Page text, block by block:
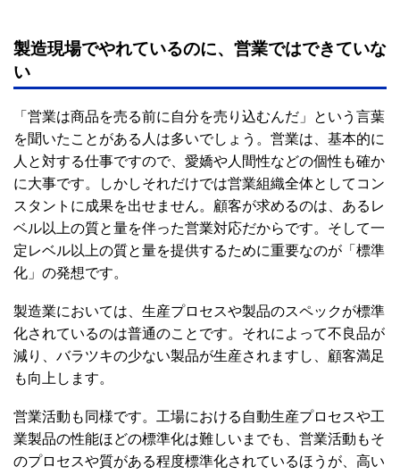
製造現場でやれているのに、営業ではできていな
い
「営業は商品を売る前に自分を売り込むんだ」という言葉
を聞いたことがある人は多いでしょう。営業は、基本的に
人と対する仕事ですので、愛嬌や人間性などの個性も確か
に大事です。しかしそれだけでは営業組織全体としてコン
スタントに成果を出せません。顧客が求めるのは、あるレ
ベル以上の質と量を伴った営業対応だからです。そして一
定レベル以上の質と量を提供するために重要なのが「標準
化」の発想です。
製造業においては、生産プロセスや製品のスペックが標準
化されているのは普通のことです。それによって不良品が
減り、バラツキの少ない製品が生産されますし、顧客満足
も向上します。
営業活動も同様です。工場における自動生産プロセスや工
業製品の性能ほどの標準化は難しいまでも、営業活動もそ
のプロセスや質がある程度標準化されているほうが、高い